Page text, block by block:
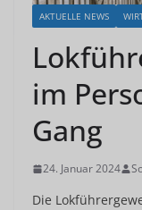
AKTUELLE NEWS
im
Gang
24. Januar 2024
Die